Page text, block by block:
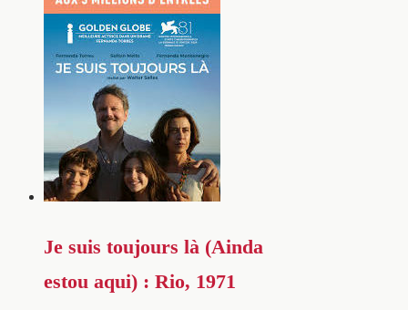
Je suis toujours là (Ainda
estou aqui) : Rio, 1971